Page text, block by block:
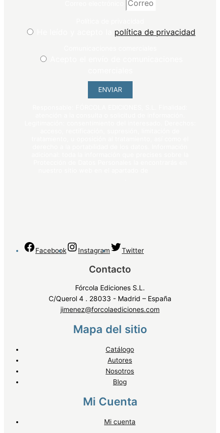
política de privacidad
ENVIAR
Facebook Instagram Twitter
Contacto
Fórcola Ediciones S.L.
C/Querol 4 . 28033 - Madrid – España
jimenez@forcolaediciones.com
Mapa del sitio
Catálogo
Autores
Nosotros
Blog
Mi Cuenta
Mi cuenta